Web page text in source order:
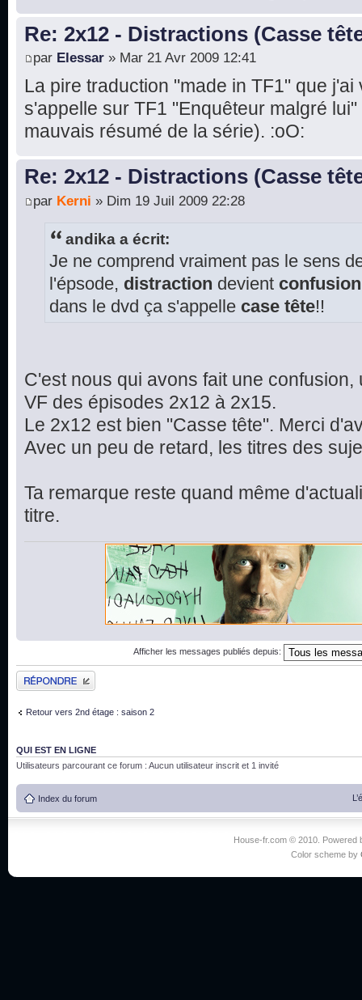
Re: 2x12 - Distractions (Casse
par Elessar » Mar 21 Avr 2009 12:41
La pire traduction "made in TF1" que
s'appelle sur TF1 "Enquêteur malgré
mauvais résumé de la série). :oO:
Re: 2x12 - Distractions (Casse
par Kerni » Dim 19 Juil 2009 22:28
andika a écrit:
Je ne comprend vraiment pas le sens
l'épsode, distraction devient
dans le dvd ça s'appelle case tête!!
C'est nous qui avons fait une
VF des épisodes 2x12 à 2x15.
Le 2x12 est bien "Casse tête". Merci
Avec un peu de retard, les titres des
Ta remarque reste quand même
titre.
Afficher les messages publiés depuis:
Publier une réponse
Retour vers 2nd étage : saison 2
QUI EST EN LIGNE
Utilisateurs parcourant ce forum : Aucun utilisateur inscrit et 1 invité
Index du forum
House-fr.com © 2010. Powered
Color scheme by